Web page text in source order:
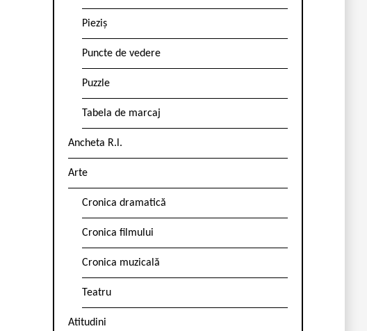
Pieziș
Puncte de vedere
Puzzle
Tabela de marcaj
Ancheta R.l.
Arte
Cronica dramatică
Cronica filmului
Cronica muzicală
Teatru
Atitudini